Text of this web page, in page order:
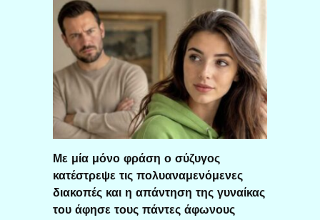
Με μία μόνο φράση ο σύζυγος
κατέστρεψε τις πολυαναμενόμενες
διακοπές και η απάντηση της γυναίκας
του άφησε τους πάντες άφωνους